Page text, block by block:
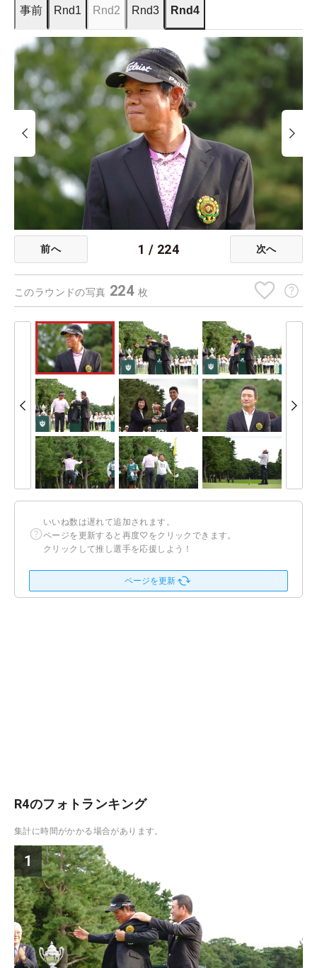
事前 Rnd1 Rnd2 Rnd3 Rnd4
前へ 1 / 224 次へ
このラウンドの写真 224 枚
いいね数は遅れて追加されます。
ページを更新すると再度♡をクリックできます。
クリックして推し選手を応援しよう！
ページを更新
R4のフォトランキング
集計に時間がかかる場合があります。
1